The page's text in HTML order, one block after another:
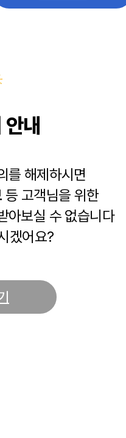
내
를 해제하시면
등 고객님을 위한
아보실 수 없습니다
겠어요?